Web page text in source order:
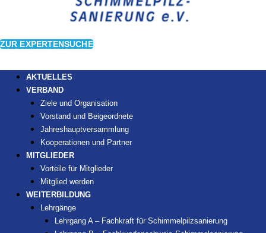
ZUR EXPERTENSUCHE
AKTUELLES
VERBAND
Ziele und Organisation
Vorstand und Beigeordnete
Jahreshauptversammlung
Kooperationen und Partner
MITGLIEDER
Vorteile für Mitglieder
Mitglied werden
WEITERBILDUNG
Lehrgänge
Lehrgang A – Fachkraft für Schimmelpilzsanierung